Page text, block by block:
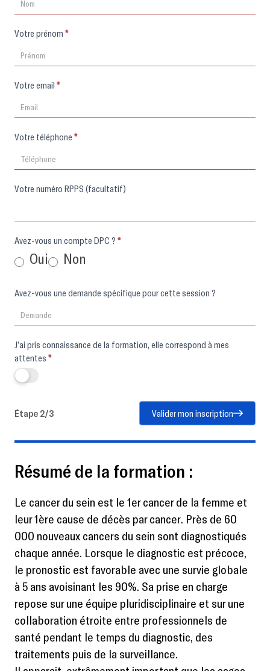
Votre prénom *
Votre email *
Votre téléphone *
Votre numéro RPPS (facultatif)
Avez-vous un compte DPC ? *
Oui Non
Avez-vous une demande spécifique pour cette session ?
J’ai pris connaissance de la formation, elle correspond à mes
attentes *
Étape 2/3 Valider mon inscription
Résumé de la formation :
Le cancer du sein est le 1er cancer de la femme et
leur 1ère cause de décès par cancer. Près de 60
000 nouveaux cancers du sein sont diagnostiqués
chaque année. Lorsque le diagnostic est précoce,
le pronostic est favorable avec une survie globale
à 5 ans avoisinant les 90%. Sa prise en charge
repose sur une équipe pluridisciplinaire et sur une
collaboration étroite entre professionnels de
santé pendant le temps du diagnostic, des
traitements puis de la surveillance.